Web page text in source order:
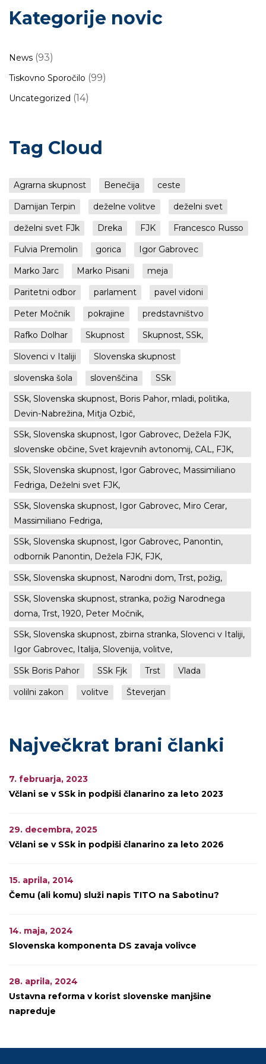
Kategorije novic
News (93)
Tiskovno Sporočilo (99)
Uncategorized (14)
Tag Cloud
Agrarna skupnost Benečija
ceste
Damijan Terpin
deželne volitve
deželni svet
deželni svet FJk
Dreka FJK
Francesco Russo
Fulvia Premolin
gorica
Igor Gabrovec
Marko Jarc
Marko Pisani
meja
Paritetni odbor
parlament
pavel vidoni
Peter Močnik
pokrajine
predstavništvo
Rafko Dolhar
Skupnost
Skupnost, SSk,
Slovenci v Italiji
Slovenska skupnost
slovenska šola
slovenščina
SSk
SSk, Slovenska skupnost, Boris Pahor, mladi, politika,
Devin-Nabrežina, Mitja Ozbič,
SSk, Slovenska skupnost, Igor Gabrovec, Dežela FJK,
slovenske občine, Svet krajevnih avtonomij, CAL, FJK,
SSk, Slovenska skupnost, Igor Gabrovec, Massimiliano
Fedriga, Deželni svet FJK,
SSk, Slovenska skupnost, Igor Gabrovec, Miro Cerar,
Massimiliano Fedriga,
SSk, Slovenska skupnost, Igor Gabrovec, Panontin,
odbornik Panontin, Dežela FJK, FJK,
SSk, Slovenska skupnost, Narodni dom, Trst, požig,
SSk, Slovenska skupnost, stranka, požig Narodnega
doma, Trst, 1920, Peter Močnik,
SSk, Slovenska skupnost, zbirna stranka, Slovenci v Italiji,
Igor Gabrovec, Italija, Slovenija, volitve,
SSk Boris Pahor
SSk Fjk Trst
Vlada
volilni zakon
volitve Števerjan
Največkrat brani članki
7. februarja, 2023
Včlani se v SSk in podpiši članarino za leto 2023
29. decembra, 2025
Včlani se v SSk in podpiši članarino za leto 2026
15. aprila, 2014
Čemu (ali komu) služi napis TITO na Sabotinu?
14. maja, 2024
Slovenska komponenta DS zavaja volivce
28. aprila, 2024
Ustavna reforma v korist slovenske manjšine
napreduje